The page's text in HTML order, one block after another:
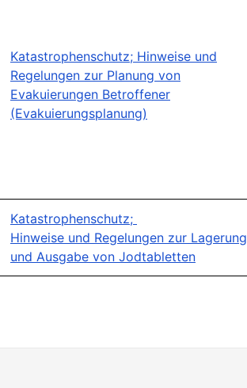
Katastrophenschutz; Hinweise und
Regelungen zur Planung von
Evakuierungen Betroffener
(Evakuierungsplanung)
Katastrophenschutz;
Hinweise und Regelungen zur Lagerung
und Ausgabe von Jodtabletten